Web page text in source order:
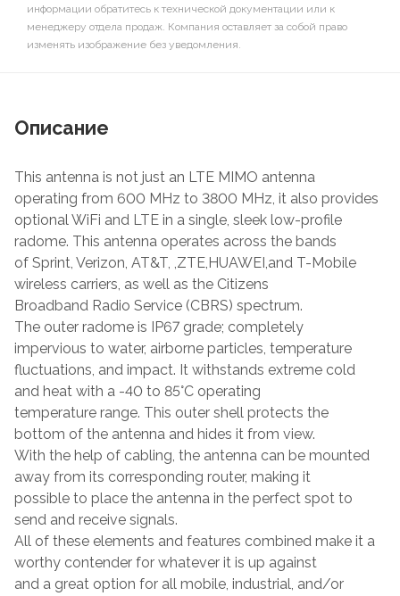
информации обратитесь к технической документации или к
менеджеру отдела продаж. Компания оставляет за собой право
изменять изображение без уведомления.
Описание
This antenna is not just an LTE MIMO antenna
operating from 600 MHz to 3800 MHz, it also provides
optional WiFi and LTE in a single, sleek low-profile
radome. This antenna operates across the bands
of Sprint, Verizon, AT&T, ,ZTE,HUAWEI,and T-Mobile
wireless carriers, as well as the Citizens
Broadband Radio Service (CBRS) spectrum.
The outer radome is IP67 grade; completely
impervious to water, airborne particles, temperature
fluctuations, and impact. It withstands extreme cold
and heat with a -40 to 85°C operating
temperature range. This outer shell protects the
bottom of the antenna and hides it from view.
With the help of cabling, the antenna can be mounted
away from its corresponding router, making it
possible to place the antenna in the perfect spot to
send and receive signals.
All of these elements and features combined make it a
worthy contender for whatever it is up against
and a great option for all mobile, industrial, and/or